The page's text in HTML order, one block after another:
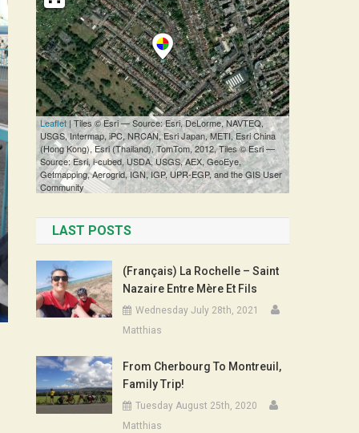
LAST POSTS
(Français) La Rochelle – Saint
Nazaire Entre Mère Et Fils
Wednesday July 28th, 2021
Matthias
From Cherbourg To Montreuil,
Family Trip!
Tuesday August 25th, 2020
Matthias